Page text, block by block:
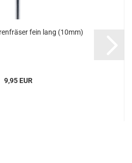
fein lang (10mm)
9,95 EUR